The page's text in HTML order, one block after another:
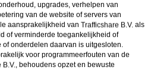
upgrades, verhelpen van
van de website of servers van
aansprakelijkheid van
als
of verminderde toegankelijkheid of
onderdelen daarvan is uitgesloten.
voor programmeerfouten van de
, behoudens opzet en bewuste